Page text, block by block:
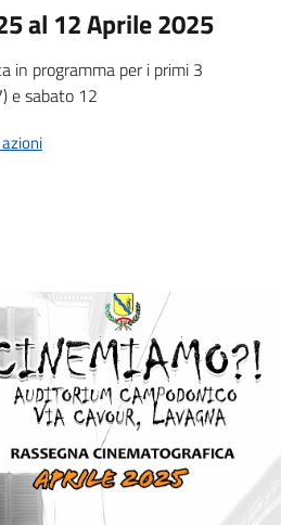
al 12 Aprile 2025
in programma per i primi 3
e sabato 12